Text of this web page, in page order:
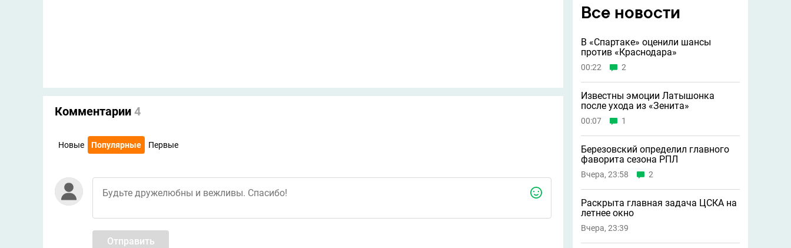
Комментарии 4
Новые Популярные Первые
Отправить
Все новости
В «Спартаке» оценили шансы
против «Краснодара»
00:22 2
Известны эмоции Латышонка
после ухода из «Зенита»
00:07 1
Березовский определил главного
фаворита сезона РПЛ
Вчера, 23:58 2
Раскрыта главная задача ЦСКА на
летнее окно
Вчера, 23:39